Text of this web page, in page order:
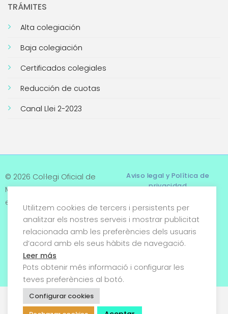
TRÁMITES
Alta colegiación
Baja colegiación
Certificados colegiales
Reducción de cuotas
Canal Llei 2-2023
© 2026 Col·legi Oficial de
Metges de Tarragona. Tots
els drets reservats
Aviso legal y Política de
privacidad
Términos y condiciones
Política de cookies
Utilitzem cookies de tercers i persistents per
analitzar els nostres serveis i mostrar publicitat
relacionada amb les preferències dels usuaris
d’acord amb els seus hàbits de navegació.
Leer más
Pots obtenir més informació i configurar les
teves preferències al botó.
Configurar cookies